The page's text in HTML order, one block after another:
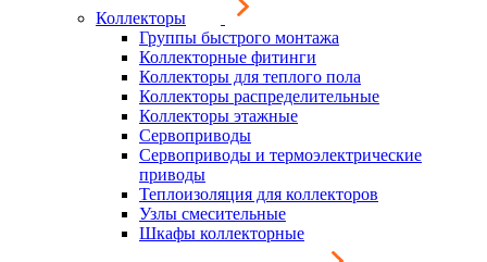
Коллекторы
Группы быстрого монтажа
Коллекторные фитинги
Коллекторы для теплого пола
Коллекторы распределительные
Коллекторы этажные
Сервоприводы
Сервоприводы и термоэлектрические
приводы
Теплоизоляция для коллекторов
Узлы смесительные
Шкафы коллекторные